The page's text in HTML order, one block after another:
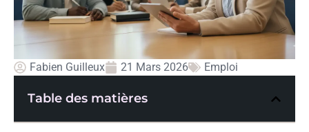
Fabien Guilleux 21 Mars 2026 Emploi
Table des matières